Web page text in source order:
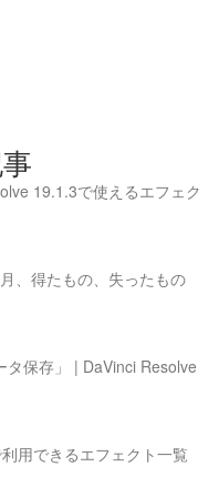
19.1.3で使えるエフェク
、得たもの、失ったもの
タ保存」 | DaVinci Resolve
用できるエフェクト一覧